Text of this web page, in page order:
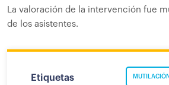
La valoración de la intervención fue
de los asistentes.
Etiquetas